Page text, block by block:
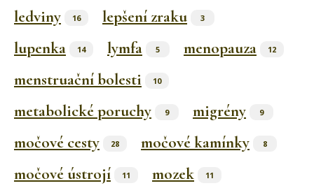
ledviny 16 lepšení zraku 3
lupenka 14 lymfa 5 menopauza 12
menstruační bolesti 10
metabolické poruchy 9 migrény 9
močové cesty 28 močové kamínky 8
močové ústrojí 11 mozek 11